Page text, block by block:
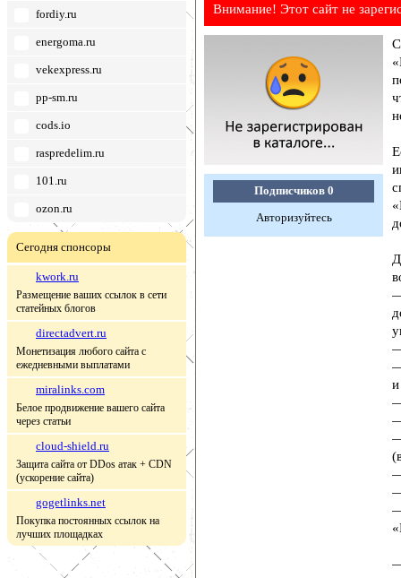
fordiy.ru
energoma.ru
vekexpress.ru
pp-sm.ru
cods.io
raspredelim.ru
101.ru
ozon.ru
Сегодня спонсоры
kwork.ru
Размещение ваших ссылок в сети
статейных блогов
directadvert.ru
Монетизация любого сайта с
ежедневными выплатами
miralinks.com
Белое продвижение вашего сайта
через статьи
cloud-shield.ru
Защита сайта от DDos атак + CDN
(ускорение сайта)
gogetlinks.net
Покупка постоянных ссылок на
лучших площадках
Внимание! Этот сайт не
Подписчиков 0
Авторизуйтесь